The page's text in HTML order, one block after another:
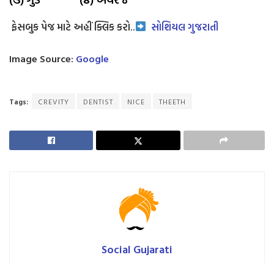
ફેસબુક પેજ માટે અહીં ક્લિક કરો.. સોશિયલ ગુજરાતી
Image Source: Google
Tags: CREVITY DENTIST NICE THEETH
Social Gujarati